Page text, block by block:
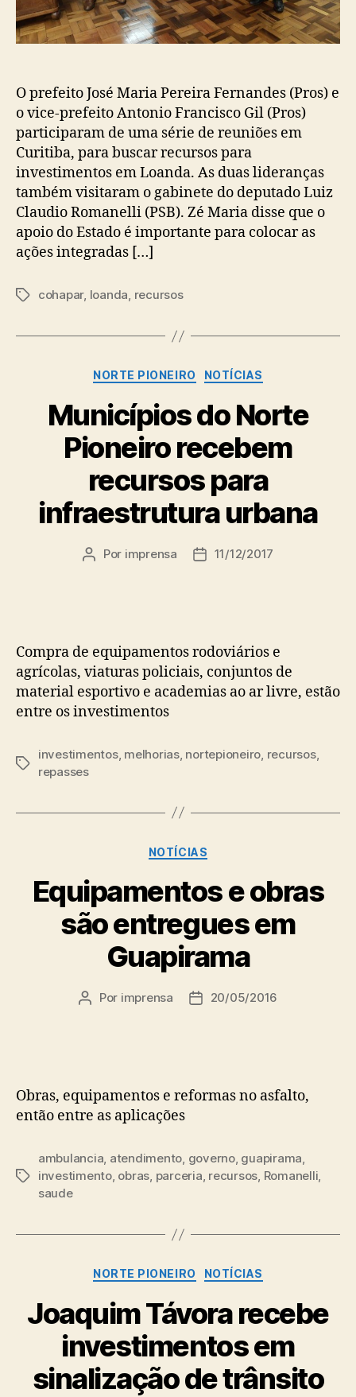
O prefeito José Maria Pereira Fernandes (Pros) e
o vice-prefeito Antonio Francisco Gil (Pros)
participaram de uma série de reuniões em
Curitiba, para buscar recursos para
investimentos em Loanda. As duas lideranças
também visitaram o gabinete do deputado Luiz
Claudio Romanelli (PSB). Zé Maria disse que o
apoio do Estado é importante para colocar as
ações integradas […]
Tagscohapar, loanda, recursos
Categorias
NORTE PIONEIRO NOTÍCIAS
Municípios do Norte
Pioneiro recebem
recursos para
infraestrutura urbana
Autor
Por imprensa
Data11/12/2017
Compra de equipamentos rodoviários e
agrícolas, viaturas policiais, conjuntos de
material esportivo e academias ao ar livre, estão
entre os investimentos
Tags
investimentos, melhorias, nortepioneiro recursos,
repasses
Categorias
NOTÍCIAS
Equipamentos e obras
são entregues em
Guapirama
Autor
Por imprensa
Data20/05/2016
Obras, equipamentos e reformas no asfalto,
então entre as aplicações
Tags
ambulancia, atendimento, governo, guapirama,
investimento, obras, parceria, recursos, Romanelli,
saude
Categorias
NORTE PIONEIRO NOTÍCIAS
Joaquim Távora recebe
investimentos em
sinalização de trânsito